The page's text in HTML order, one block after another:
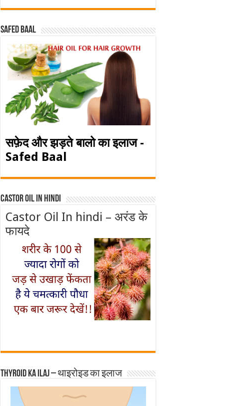
Safed baal
सफ़ेद और झड़ते बालो का इलाज -
Safed Baal
Castor Oil In Hindi
Castor Oil In hindi – अरंड के
फायदे
Thyroid ka ilaj – थाइरोइड का इलाज